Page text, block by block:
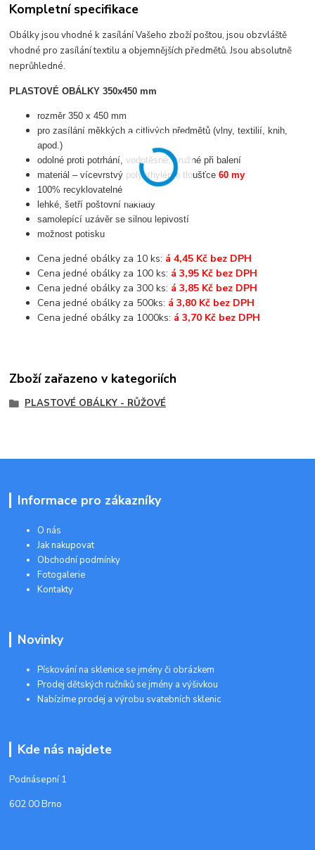
Kompletní specifikace
Obálky jsou vhodné k zasílání Vašeho zboží poštou, jsou obzvláště
vhodné pro zasílání textilu a objemnějších předmětů. Jsou absolutně
neprůhledné.
PLASTOVÉ OBÁLKY 350x450 mm
rozměr 350 x 450 mm
pro zasílání měkkých a citlivých předmětů (vlny, textilií, knih,
apod.)
odolné proti potrhání, vodotěsné, pružné při balení
materiál – vícevrstvý polyethylén o tloušťce60 my
100% recyklovatelné
lehké, šetří poštovní náklady
samolepící uzávěr se silnou lepivostí
možnost potisku
Cena jedné obálky za 10 ks: á 4,45 Kč bez DPH
Cena jedné obálky za 100 ks: á 3,95 Kč bez DPH
Cena jedné obálky za 300 ks: á 3,85 Kč bez DPH
Cena jedné obálky za 500ks: á 3,80 Kč bez DPH
Cena jedné obálky za 1000ks: á 3,70 Kč bez DPH
Zboží zařazeno v kategoriích
PLASTOVÉ OBÁLKY - RŮŽOVÉ
Informace pro zákazníky
O nás
Jak nakupovat
Obchodní podmínky
Fotogalerie
Kontakty
Novinky
Pískování na sklenice se jmény či obrázkem
Prodej dětských ručníků se jmény a výšivkou
Nabízíme prodej a výrobu svatebních sklenic
Kde nás najdete
Podnásepní 1
602 00 Brno